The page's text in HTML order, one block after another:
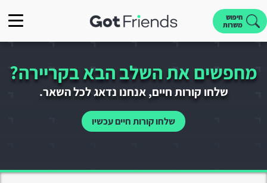
חיפוש
משרות
מחפשים את השלב הבא בקריירה?
שלחו קורות חיים, אנחנו נדאג לכל השאר.
שלחו קורות חיים עכשיו